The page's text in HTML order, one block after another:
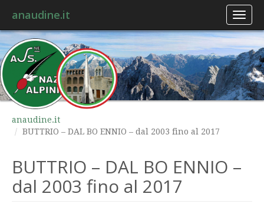
anaudine.it
anaudine.it
BUTTRIO – DAL BO ENNIO – dal 2003 fino al 2017
BUTTRIO – DAL BO ENNIO –
dal 2003 fino al 2017